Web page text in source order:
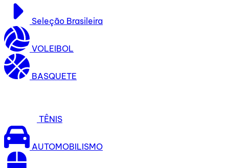
Seleção Brasileira
VOLEIBOL
BASQUETE
TÊNIS
AUTOMOBILISMO